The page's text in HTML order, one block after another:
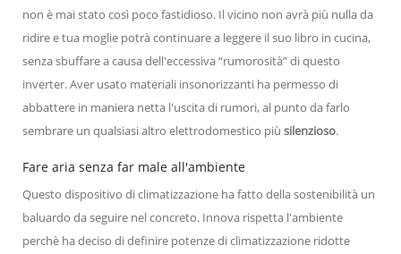
non è mai stato così poco fastidioso. Il vicino non avrà più nulla da
ridire e tua moglie potrà continuare a leggere il suo libro in cucina,
senza sbuffare a causa dell'eccessiva “rumorosità” di questo
inverter. Aver usato materiali insonorizzanti ha permesso di
abbattere in maniera netta l'uscita di rumori, al punto da farlo
sembrare un qualsiasi altro elettrodomestico più silenzioso.
Fare aria senza far male all'ambiente
Questo dispositivo di climatizzazione ha fatto della sostenibilità un
baluardo da seguire nel concreto. Innova rispetta l'ambiente
perchè ha deciso di definire potenze di climatizzazione ridotte